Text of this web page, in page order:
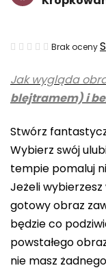
Jak wygląda
blejtramem) i
Stwórz
Wybierz swój
tempie pomaluj
Jeżeli
gotowy obraz
będzie co
powstałego
nie masz
Średnia
produktu
wynosi
na
5
gwiazdek.
Brak oceny